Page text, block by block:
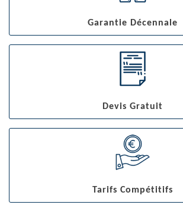
Garantie Décennale
Devis Gratuit
Tarifs Compétitifs